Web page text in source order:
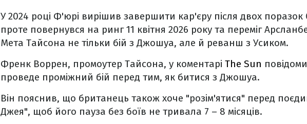
У 2024 році Ф'юрі вирішив завершити кар'єру після двох поразок
проте повернувся на ринг 11 квітня 2026 року та переміг
Мета Тайсона не тільки бій з Джошуа, але й реванш з Усиком.
Френк Воррен, промоутер Тайсона, у коментарі The Sun
проведе проміжний бій перед тим, як битися з Джошуа.
Він пояснив, що британець також хоче "розім'ятися" перед
Джея", щоб його пауза без боїв не тривала 7 – 8 місяців.